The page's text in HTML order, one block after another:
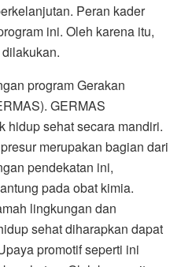
Peran kader
ini. Oleh karena itu,
program Gerakan
GERMAS
hidup sehat secara mandiri.
merupakan bagian dari
pendekatan ini,
pada obat kimia.
lingkungan dan
sehat diharapkan dapat
promotif seperti ini